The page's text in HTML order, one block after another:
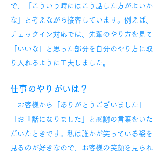
で、「こういう時にはこう話した方がよいか
な」と考えながら接客しています。例えば、
チェックイン対応では、先輩のやり方を見て
「いいな」と思った部分を自分のやり方に取
り入れるように工夫しました。
仕事のやりがいは？
お客様から「ありがとうございました」
「お世話になりました」と感謝の言葉をいた
だいたときです。私は誰かが笑っている姿を
見るのが好きなので、お客様の笑顔を見られ